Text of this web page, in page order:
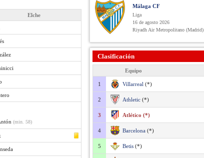
Elche
(min. 58)
Málaga CF
Liga
16 de agosto 2026
Riyadh Air Metropolitano (Madrid)
Clasificación
Equipo
1 Villarreal (*)
2 Athletic (*)
3 Atlético (*)
4 Barcelona (*)
5 Betis (*)